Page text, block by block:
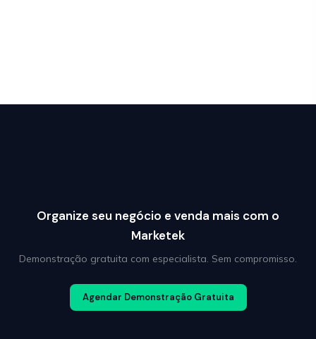
Organize seu negócio e venda mais com o
Marketek
Demonstração gratuita com especialista. Sem compromisso.
Agendar Demonstração Gratuita